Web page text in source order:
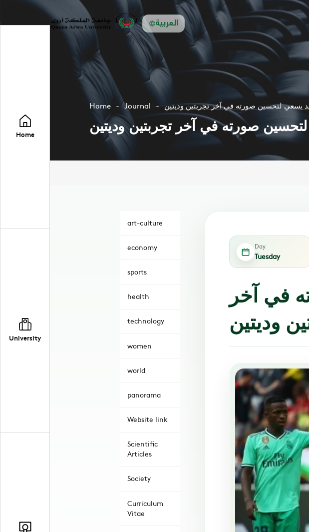
العربية
Home
University
Home Journal يسعي لتحسين صورته في آخر تجربتين وديتين
صورته في آخر تجربتين وديتين
art-culture
economy
sports
health
technology
women
world
panorama
Website link
Scientific
Articles
Society
Curriculum
Vitae
Day
Tuesday
في آخر
وديتين